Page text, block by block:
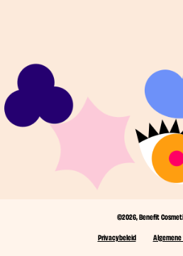
©2026, Benefit
Privacybeleid